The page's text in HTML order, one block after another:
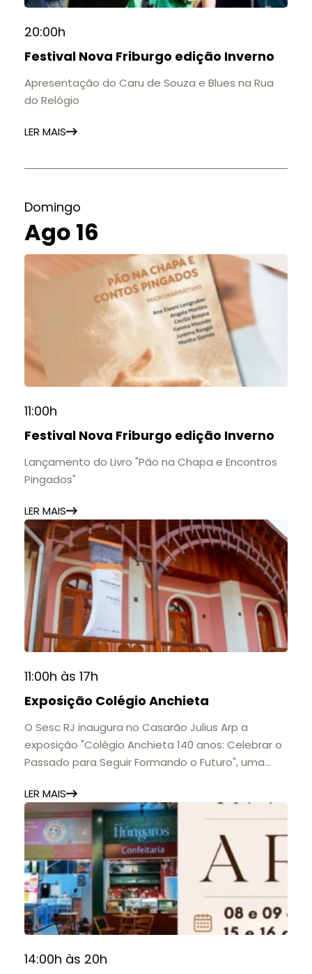
20:00h
Festival Nova Friburgo edição Inverno
Apresentação do Caru de Souza e Blues na Rua
do Relógio
LER MAIS
Domingo
Ago 16
11:00h
Festival Nova Friburgo edição Inverno
Lançamento do Livro "Pão na Chapa e Encontros
Pingados"
LER MAIS
11:00h às 17h
Exposição Colégio Anchieta
O Sesc RJ inaugura no Casarão Julius Arp a
exposição "Colégio Anchieta 140 anos: Celebrar o
Passado para Seguir Formando o Futuro", uma
importantes instituições de ensino de Nova
Friburgo e do Brasil.
A mostra convida o público a conhecer o legado
do Colégio Anchieta por meio de documentos,
histórias e marcos que evidenciam sua
contribuição para a educação, a cultura e a
formação de gerações.
📍 Casarão Julius Arp
📅 Até 30 de setembro
LER MAIS
14:00h às 20h